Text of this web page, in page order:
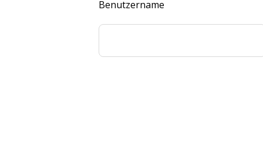
Benutzername